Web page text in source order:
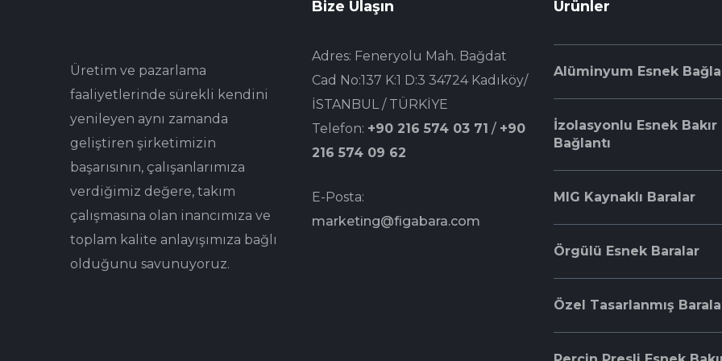
Üretim ve pazarlama
faaliyetlerinde sürekli kendini
yenileyen aynı zamanda
geliştiren şirketimizin
başarısının, çalışanlarımıza
verdiğimiz değere, takım
çalışmasına olan inancımıza ve
toplam kalite anlayışımıza bağlı
olduğunu savunuyoruz.
Bize Ulaşın
Adres: Feneryolu Mah. Bağdat
Cad No:137 K:1 D:3 34724 Kadıköy/
İSTANBUL / TÜRKİYE
Telefon: +90 216 574 03 71 / +90
216 574 09 62
E-Posta:
marketing@figabara.com
Ürünler
Alüminyum Esnek
İzolasyonlu Esnek Bakır
Bağlantı
MIG Kaynaklı Baralar
Örgülü Esnek Baralar
Özel Tasarlanmış